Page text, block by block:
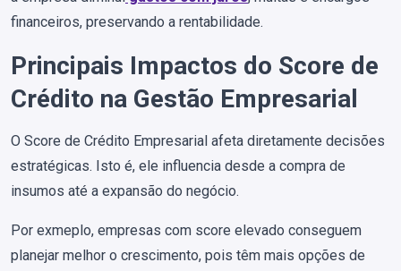
financeiros, preservando a rentabilidade.
Principais Impactos do Score de
Crédito na Gestão Empresarial
O Score de Crédito Empresarial afeta diretamente decisões
estratégicas. Isto é, ele influencia desde a compra de
insumos até a expansão do negócio.
Por exmeplo, empresas com score elevado conseguem
planejar melhor o crescimento, pois têm mais opções de